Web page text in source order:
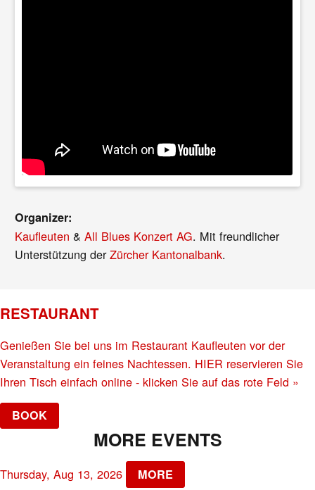
Organizer:
Kaufleuten &All Blues Konzert AG. Mit freundlicher
Unterstützung derZürcher Kantonalbank.
RESTAURANT
Genießen Sie bei uns im Restaurant Kaufleuten vor der
Veranstaltung ein feines Nachtessen. HIER reservieren Sie
Ihren Tisch einfach online - klicken Sie auf das rote Feld »
BOOK
MORE EVENTS
Thursday, Aug 13, 2026 MORE